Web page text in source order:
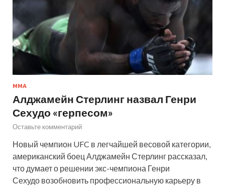
MMA
Алджамейн Стерлинг назвал Генри
Сехудо «герпесом»
Оставьте комментарий
Новый чемпион UFC в легчайшей весовой категории,
американский боец Алджамейн Стерлинг рассказал,
что думает о решении экс-чемпиона Генри
Сехудо возобновить профессиональную карьеру в